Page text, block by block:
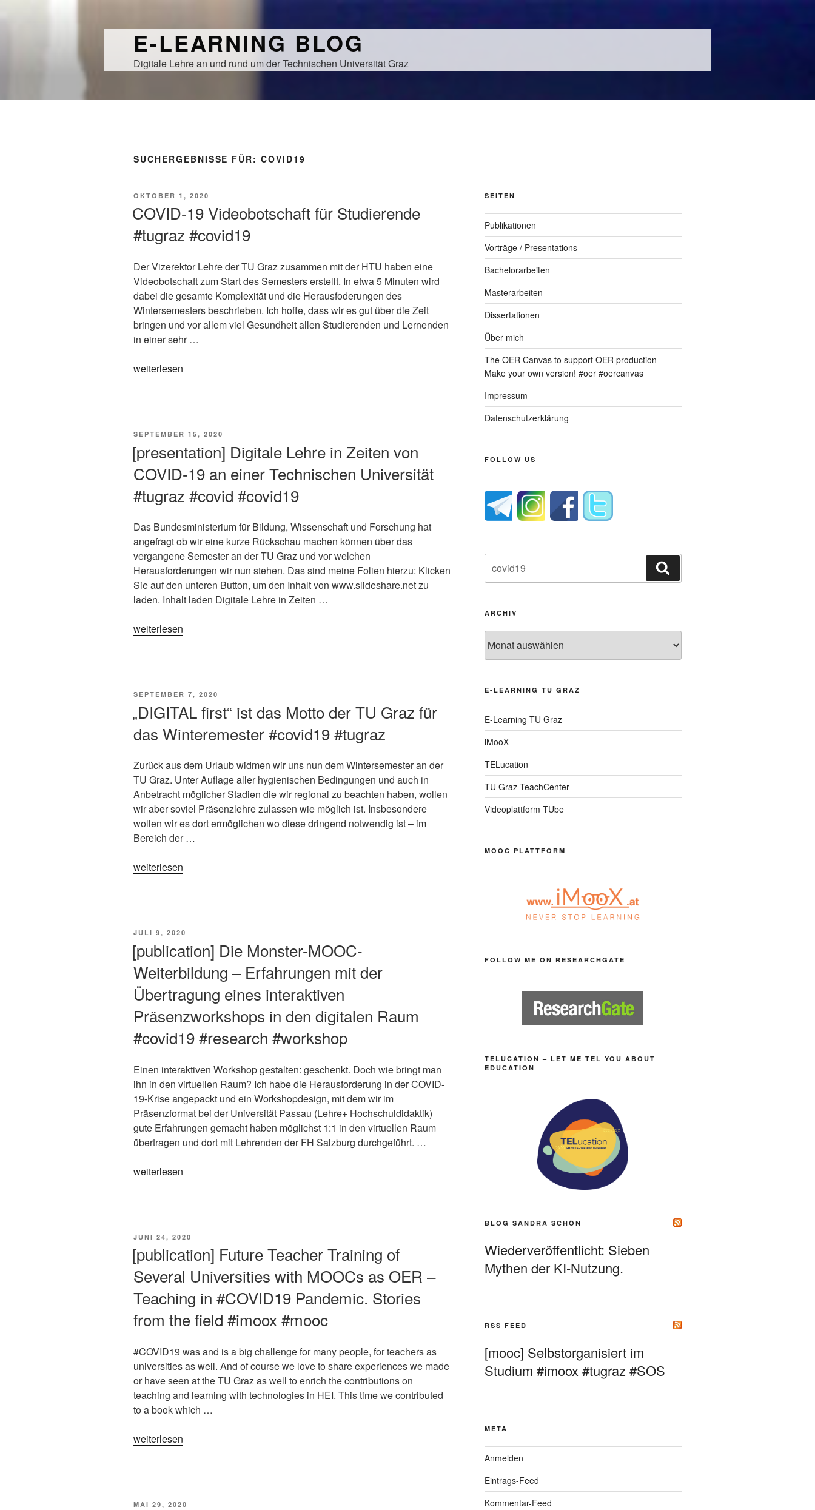
Inhalt
E-LEARNING BLOG
Digitale Lehre an und rund um der Technischen Universität Graz
SUCHERGEBNISSE FÜR:COVID19
VERÖFFENTLICHT
OKTOBER 1, 2020
COVID-19 Videobotschaft für Studierende
#tugraz #covid19
Der Vizerektor Lehre der TU Graz zusammen mit der HTU haben eine
Videobotschaft zum Start des Semesters erstellt. In etwa 5 Minuten wird
dabei die gesamte Komplexität und die Herausfoderungen des
Wintersemesters beschrieben. Ich hoffe, dass wir es gut über die Zeit
bringen und vor allem viel Gesundheit allen Studierenden und Lernenden
in einer sehr …
„COVID-
#tugraz
#covid19“
weiterlesen
VERÖFFENTLICHT
SEPTEMBER 15, 2020
[presentation] Digitale Lehre in Zeiten von
COVID-19 an einer Technischen Universität
#tugraz #covid #covid19
Das Bundesministerium für Bildung, Wissenschaft und Forschung hat
angefragt ob wir eine kurze Rückschau machen können über das
vergangene Semester an der TU Graz und vor welchen
Herausforderungen wir nun stehen. Das sind meine Folien hierzu: Klicken
Sie auf den unteren Button, um den Inhalt von www.slideshare.net zu
laden. Inhalt laden Digitale Lehre in Zeiten …
„[presentation]
von
COVID-
19
an
einer
Technischen
Universität
#tugraz
#covid
#covid19“
weiterlesen
VERÖFFENTLICHT
SEPTEMBER 7, 2020
„DIGITAL first“ ist das Motto der TU Graz für
das Winteremester #covid19 #tugraz
Zurück aus dem Urlaub widmen wir uns nun dem Wintersemester an der
TU Graz. Unter Auflage aller hygienischen Bedingungen und auch in
Anbetracht möglicher Stadien die wir regional zu beachten haben, wollen
wir aber soviel Präsenzlehre zulassen wie möglich ist. Insbesondere
wollen wir es dort ermöglichen wo diese dringend notwendig ist – im
Bereich der …
„„DIGITAL
der
TU
Graz
für
das
Winteremester
#covid19
#tugraz“
weiterlesen
VERÖFFENTLICHT
JULI 9, 2020
[publication] Die Monster-MOOC-
Weiterbildung – Erfahrungen mit der
Übertragung eines interaktiven
Präsenzworkshops in den digitalen Raum
#covid19 #research #workshop
Einen interaktiven Workshop gestalten: geschenkt. Doch wie bringt man
ihn in den virtuellen Raum? Ich habe die Herausforderung in der COVID-
19-Krise angepackt und ein Workshopdesign, mit dem wir im
Präsenzformat bei der Universität Passau (Lehre+ Hochschuldidaktik)
gute Erfahrungen gemacht haben möglichst 1:1 in den virtuellen Raum
übertragen und dort mit Lehrenden der FH Salzburg durchgeführt. …
„[publication]
–
Erfahrungen
mit
der
Übertragung
eines
interaktiven
Präsenzworkshops
in
den
digitalen
Raum
#covid19
#research
#workshop“
weiterlesen
VERÖFFENTLICHT
JUNI 24, 2020
[publication] Future Teacher Training of
Several Universities with MOOCs as OER –
Teaching in #COVID19 Pandemic. Stories
from the field #imoox #mooc
#COVID19 was and is a big challenge for many people, for teachers as
universities as well. And of course we love to share experiences we made
or have seen at the TU Graz as well to enrich the contributions on
teaching and learning with technologies in HEI. This time we contributed
to a book which …
„[publication]
weiterlesen
VERÖFFENTLICHT
MAI 29, 2020
SEITEN
Publikationen
Vorträge / Presentations
Bachelorarbeiten
Masterarbeiten
Dissertationen
Über mich
The OER Canvas to support OER production –
Make your own version! #oer #oercanvas
Impressum
Datenschutzerklärung
FOLLOW US
nach:
ARCHIV
E-LEARNING TU GRAZ
E-Learning TU Graz
iMooX
TELucation
TU Graz TeachCenter
Videoplattform TUbe
MOOC PLATTFORM
FOLLOW ME ON RESEARCHGATE
TELUCATION – LET ME TEL YOU ABOUT
EDUCATION
BLOG SANDRA SCHÖN
Wiederveröffentlicht: Sieben
Mythen der KI-Nutzung.
RSS FEED
[mooc] Selbstorganisiert im
Studium #imoox #tugraz #SOS
META
Anmelden
Eintrags-Feed
Kommentar-Feed